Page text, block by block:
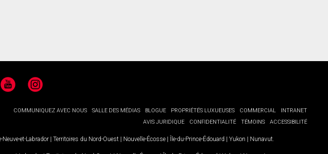
YouTubeInstagram
COMMUNIQUEZ AVEC NOUS SALLE DES MÉDIAS BLOGUE PROPRIÉTÉS LUXUEUSES COMMERCIAL
INTRANET
AVIS JURIDIQUE
CONFIDENTIALITÉ TÉMOINS ACCESSIBILITÉ
Neuve-et-Labrador | Territoires du Nord-Ouest | Nouvelle-Écosse | Île-du-Prince-Édouard | Yukon | Nunavut